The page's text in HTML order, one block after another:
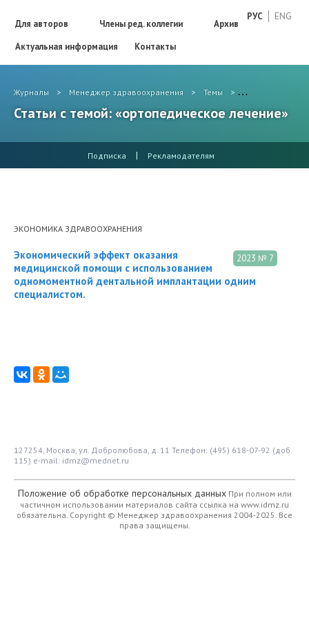
РУС ENG
Для авторов Члены ред. коллегии
Архив
Актуальная информация
Контакты
Журналы > Менеджер здравоохранения > Темы >
Статьи с темой: «ортопедическое лечение»
Подписка | Рекламодателям
ЭКОНОМИКА ЗДРАВООХРАНЕНИЯ
2023 № 7
Экономический эффект оказания
медицинской помощи с использованием
одномоментной дентальной имплантации одним
специалистом.
127254, Москва, ул. Добролюбова, д. 11 Телефон: (495) 618-07-92 (доб.
115) e-mail: idmz@mednet.ru
Положение об обработке персональных данныхПри полном или
частичном использовании материалов сайта ссылка на www.idmz.ru
обязательна. Copyright © Менеджер здравоохранения 2004-2025. Все
права защищены.